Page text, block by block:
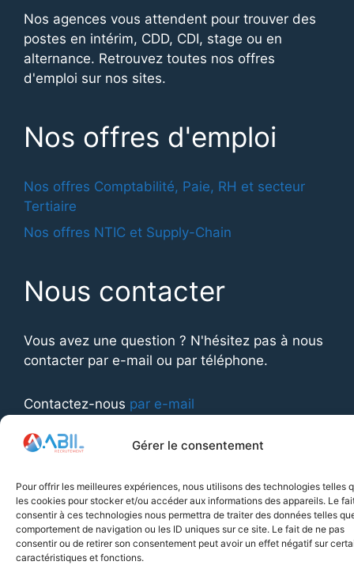
Gérer le consentement
Pour offrir les meilleures expériences, nous utilisons des technologies telles
les cookies pour stocker et/ou accéder aux informations des appareils. Le
consentir à ces technologies nous permettra de traiter des données telles
comportement de navigation ou les ID uniques sur ce site. Le fait de ne pas
consentir ou de retirer son consentement peut avoir un effet négatif sur
caractéristiques et fonctions.
Nos agences vous attendent pour trouver des
postes en intérim, CDD, CDI, stage ou en
alternance. Retrouvez toutes nos offres
d'emploi sur nos sites.
Nos offres d'emploi
Nos offres Comptabilité, Paie, RH et secteur
Tertiaire
Nos offres NTIC et Supply-Chain
Nous contacter
Vous avez une question ? N'hésitez pas à nous
contacter par e-mail ou par téléphone.
Contactez-nous par e-mail
Appelez-nous au
© 2026 ABIL Management• Construit avec
GeneratePress